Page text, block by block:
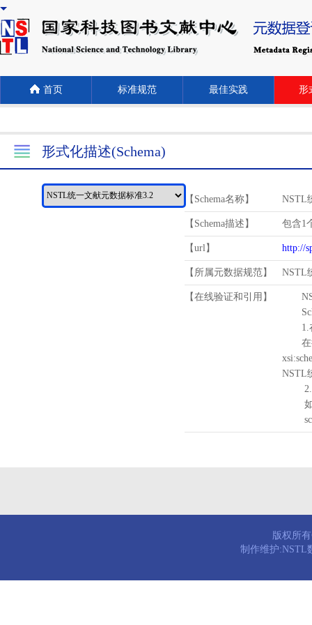
首页 标准规范 最佳实践 形
形式化描述(Schema)
【Schema名称】 NSTL
【Schema描述】 包含1
【url】 http://
【所属元数据规范】 NSTL
【在线验证和引用】
1.
在待
NSTL
2.
如需
版权所
制作维护:NSTL